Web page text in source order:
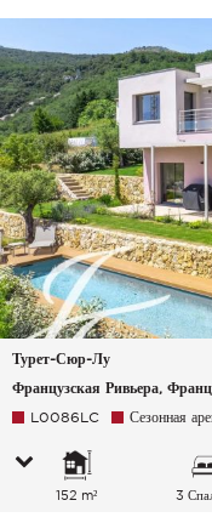
Турет-Сюр-Лу
Французская Ривьера,
L0086LC Сезонная
152 m² 3